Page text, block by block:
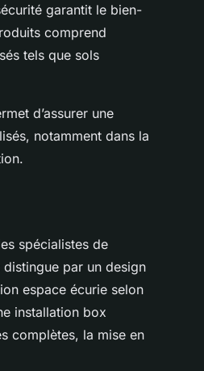
garantit le bien-
comprend
tels que sols
d’assurer une
notamment dans la
spécialistes de
par un design
espace écurie selon
installation box
complètes, la mise en